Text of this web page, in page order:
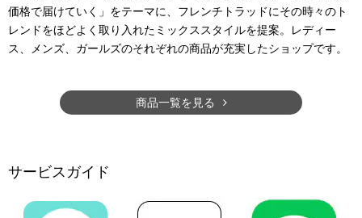
価格で届けていく」をテーマに、フレンチトラッドにその時々のト
レンドをほどよく取り入れたミックススタイルを提案。レディー
ス、メンズ、ガールズのそれぞれの商品が充実したショップです。
商品一覧を見る
サービスガイド